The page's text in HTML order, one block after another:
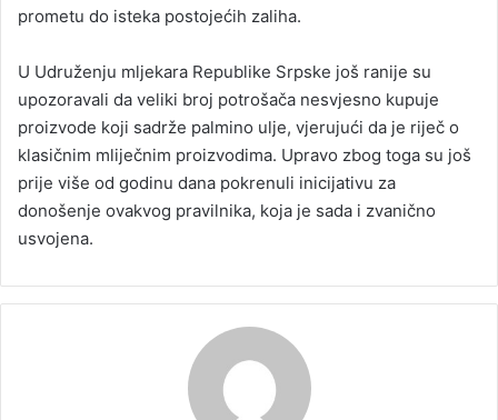
prometu do isteka postojećih zaliha.
U Udruženju mljekara Republike Srpske još ranije su
upozoravali da veliki broj potrošača nesvjesno kupuje
proizvode koji sadrže palmino ulje, vjerujući da je riječ o
klasičnim mliječnim proizvodima. Upravo zbog toga su još
prije više od godinu dana pokrenuli inicijativu za
donošenje ovakvog pravilnika, koja je sada i zvanično
usvojena.